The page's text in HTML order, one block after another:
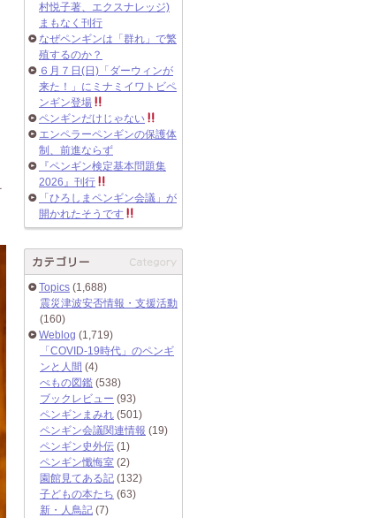
村悦子著、エクスナレッジ)
まもなく刊行
なぜペンギンは「群れ」で繁
殖するのか？
６月７日(日)「ダーウィンが
来た！」にミナミイワトビペ
ンギン登場
ペンギンだけじゃない
エンペラーペンギンの保護体
制、前進ならず
『ペンギン検定基本問題集
2026』刊行
「ひろしまペンギン会議」が
開かれたそうです
Topics (1,688)
震災津波安否情報・支援活動
(160)
Weblog (1,719)
「COVID-19時代」のペンギ
ンと人間 (4)
ぺもの図鑑 (538)
ブックレビュー (93)
ペンギンまみれ (501)
ペンギン会議関連情報 (19)
ペンギン史外伝 (1)
ペンギン懺悔室 (2)
園館見てある記 (132)
子どもの本たち (63)
新・人鳥記 (7)